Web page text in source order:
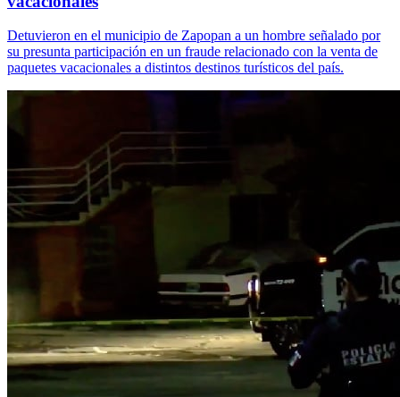
Detuvieron en el municipio de Zapopan a un hombre señalado por
su presunta participación en un fraude relacionado con la venta de
paquetes vacacionales a distintos destinos turísticos del país.